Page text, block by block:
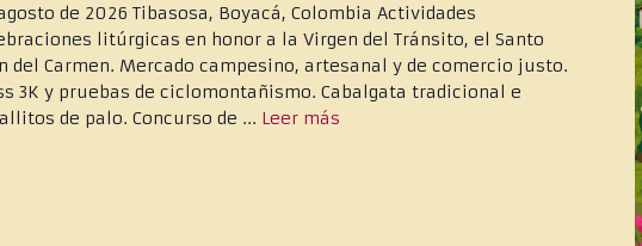
de 2026 Tibasosa, Boyacá, Colombia Actividades
litúrgicas en honor a la Virgen del Tránsito, el Santo
del Carmen. Mercado campesino, artesanal y de comercio justo.
3K y pruebas de ciclomontañismo. Cabalgata tradicional e
de palo. Concurso de ... Leer más